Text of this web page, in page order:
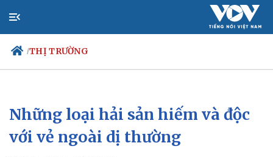
/THỊ TRƯỜNG
Chính trị
Đảng
Tổ chức nhân sự
Xã hội
Những loại hải sản hiếm và độc
với vẻ ngoài dị thường